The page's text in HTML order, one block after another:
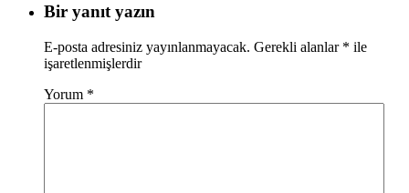
Bir yanıt yazın
E-posta adresiniz yayınlanmayacak. Gerekli alanlar * ile
işaretlenmişlerdir
Yorum *